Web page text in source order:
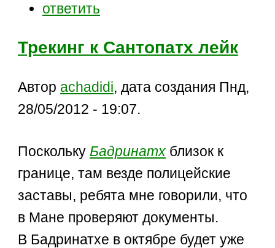
ответить
Трекинг к Сантопатх лейк
Автор achadidi, дата создания Пнд,
28/05/2012 - 19:07.
Поскольку Бадринатх близок к
границе, там везде полицейские
заставы, ребята мне говорили, что
в Мане проверяют документы.
В Бадринатхе в октябре будет уже